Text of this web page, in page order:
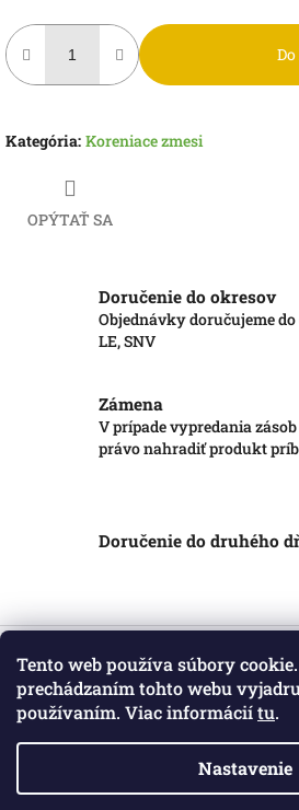
Tento web používa súbory
prechádzaním tohto webu
používaním. Viac informáciítu.
Nastavenie
Kategória: Koreniace zmesi
OPÝTAŤ SA
Doručenie do okresov
Objednávky doručujeme do
LE, SNV
Zámena
V prípade vypredania
právo nahradiť produkt
Doručenie do druhého
Z
Informácie pre vás
Obchodné podmienky